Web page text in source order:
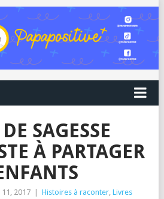
SAGESSE
À PARTAGER
2017 Histoires à raconter, Livres